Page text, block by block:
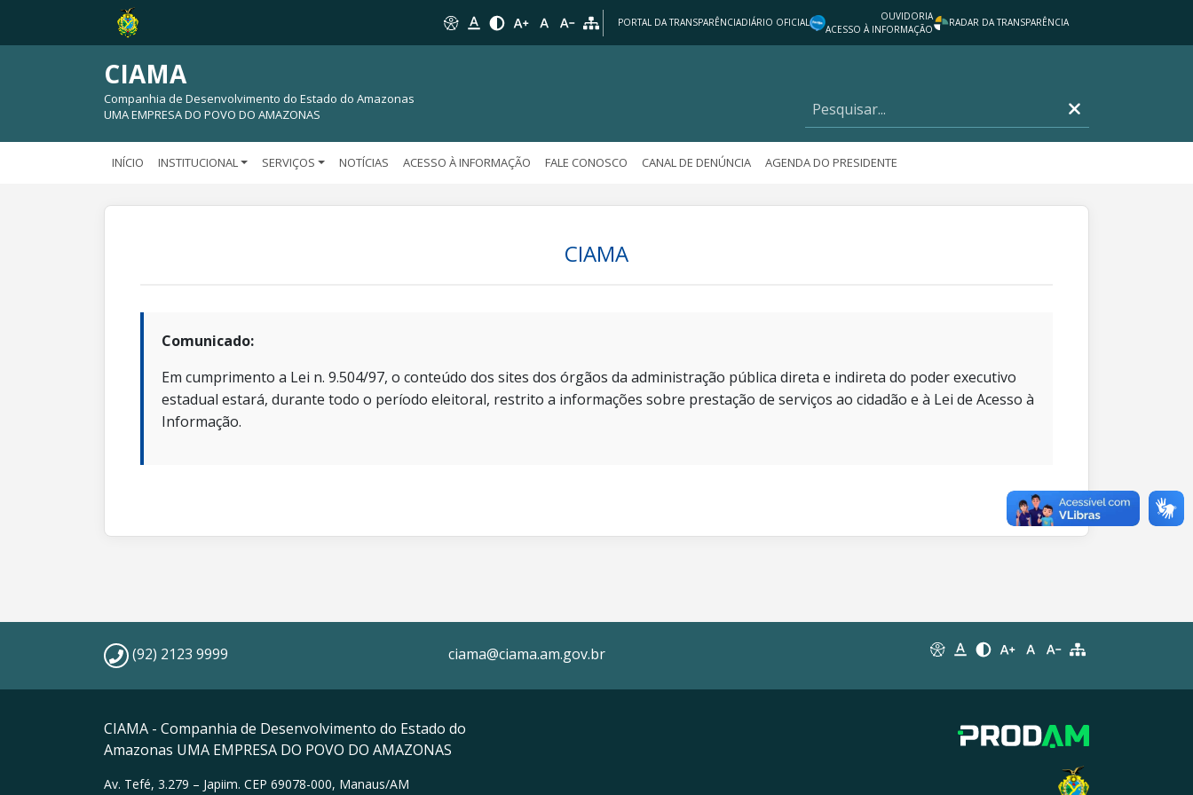
PORTAL DA TRANSPARÊNCIADIÁRIO OFICIAL
OUVIDORIA
ACESSO À INFORMAÇÃO
RADAR DA TRANSPARÊNCIA
CIAMA
Companhia de Desenvolvimento do Estado do Amazonas
UMA EMPRESA DO POVO DO AMAZONAS
INÍCIO INSTITUCIONAL SERVIÇOS NOTÍCIAS ACESSO À INFORMAÇÃO FALE CONOSCO CANAL DE DENÚNCIA AGENDA DO PRESIDENTE
CIAMA
Comunicado:
Em cumprimento a Lei n. 9.504/97, o conteúdo dos sites dos órgãos da administração pública direta e indireta do poder executivo
estadual estará, durante todo o período eleitoral, restrito a informações sobre prestação de serviços ao cidadão e à Lei de Acesso à
Informação.
(92) 2123 9999 ciama@ciama.am.gov.br
CIAMA - Companhia de Desenvolvimento do Estado do
Amazonas UMA EMPRESA DO POVO DO AMAZONAS
Av. Tefé, 3.279 – Japiim. CEP 69078-000, Manaus/AM